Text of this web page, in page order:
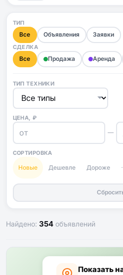
ТИП
Все Объявления Заявки
СДЕЛКА
Все Продажа Аренда
ТИП ТЕХНИКИ
ЦЕНА, ₽
—
СОРТИРОВКА
Новые Дешевле Дороже
Найдено: 354 объявлений
Показать